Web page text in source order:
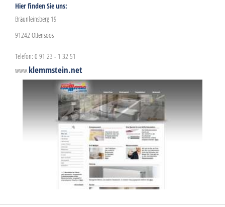
Hier finden Sie uns:
Bräunleinsberg 19
91242 Ottensoos
Telefon: 0 91 23 - 1 32 51
www.klemmstein.net